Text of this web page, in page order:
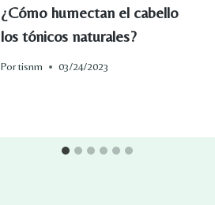
¿Cómo humectan el cabello
los tónicos naturales?
Por tisnm 03/24/2023